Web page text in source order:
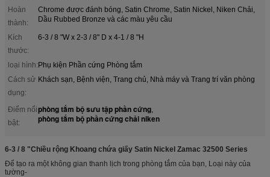
Hoàn
thành:
Chrome được đánh bóng, Satin Chrome, Satin Nickel, Niken Chải,
Dầu Rubbed Bronze và các màu yêu cầu
Kích
thước:
6-3 / 8 "W x 2-3 / 8" D x 4-1 / 8 "H
loại hình:Phụ kiện Phần cứng Phòng tắm
Cách sử
dụng:
Khách sạn, Bệnh viện, Trang chủ, Nhà máy và Trang trí văn phòng
Điểm nổi
bật:
phòng tắm bộ sưu tập phần cứng,
phòng tắm bộ phần cứng chải niken
6-3 / 8 "Chiều rộng Khoang chứa giấy Satin Nickel Zamac 32500 Series
Để tạo ra một không gian thanh lịch trong phòng tắm của bạn, Loại này của
tường-